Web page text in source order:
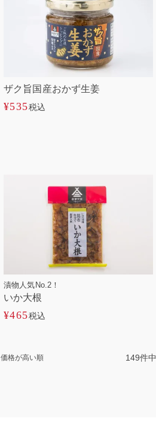
ザク旨国産おかず生姜
¥535税込
漬物人気No.2！
いか大根
¥465税込
価格が高い順 149件中